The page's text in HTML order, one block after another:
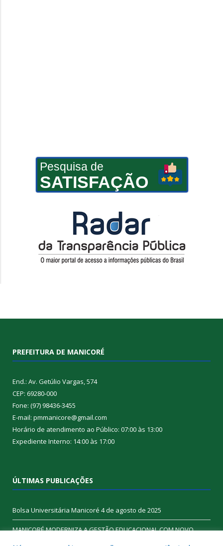
Pesquisa de
SATISFAÇÃO
PREFEITURA DE MANICORÉ
End.: Av. Getúlio Vargas, 574
CEP: 69280-000
Fone: (97) 98436-3455
E-mail: pmmanicore@gmail.com
Horário de atendimento ao Público: 07:00 às 13:00
Expediente Interno: 14:00 às 17:00
ÚLTIMAS PUBLICAÇÕES
Bolsa Universitária Manicoré 4 de agosto de 2025
MANICORÉ MODERNIZA A GESTÃO EDUCACIONAL COM NOVO